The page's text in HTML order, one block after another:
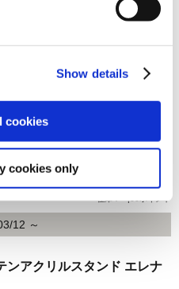
Show details
cookies
cookies only
(税込)
在庫：○ |66ポイント
12 ～
ンアクリルスタンド エレナ